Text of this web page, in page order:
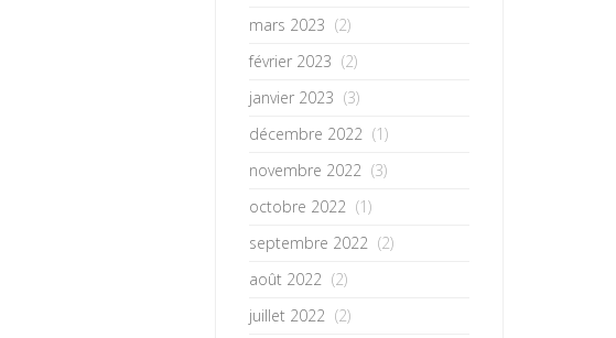
mars 2023 (2)
février 2023 (2)
janvier 2023 (3)
décembre 2022 (1)
novembre 2022 (3)
octobre 2022 (1)
septembre 2022 (2)
août 2022 (2)
juillet 2022 (2)